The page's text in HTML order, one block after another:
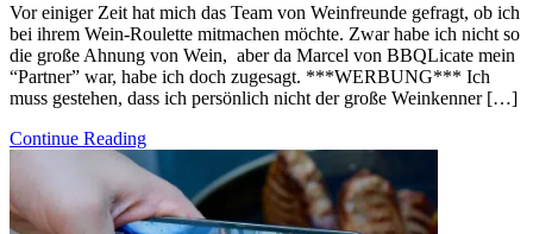
Vor einiger Zeit hat mich das Team von Weinfreunde gefragt, ob ich
bei ihrem Wein-Roulette mitmachen möchte. Zwar habe ich nicht so
die große Ahnung von Wein, aber da Marcel von BBQLicate mein
“Partner” war, habe ich doch zugesagt. ***WERBUNG*** Ich
muss gestehen, dass ich persönlich nicht der große Weinkenner […]
Continue Reading